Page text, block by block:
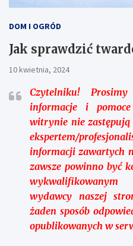
DOM I OGRÓD
Jak sprawdzić
10 kwietnia, 2024
Czytelniku!Prosimy
informacje i
witrynie nie zastępują
ekspertem/
informacji zawartych
zawsze powinno być
wydawcy naszej
żaden sposób
opublikowanych w